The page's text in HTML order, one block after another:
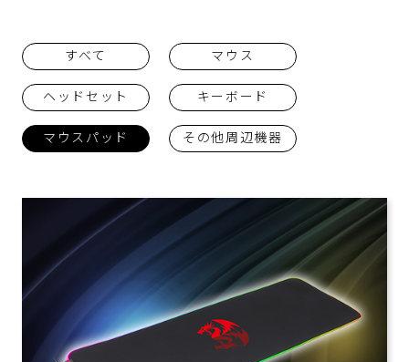
すべて マウス
ヘッドセット キーボード
マウスパッド その他周辺機器